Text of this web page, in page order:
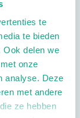
te
te bieden
Ook delen we
onze
analyse. Deze
met andere
ze hebben